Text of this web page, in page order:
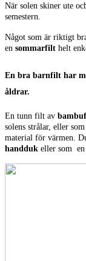
När solen skiner ute
semestern.
Något som är riktigt
en sommarfilt helt
En bra barnfilt har
åldrar.
En tunn filt av
solens strålar, eller som
material för värmen.
handduk eller som en